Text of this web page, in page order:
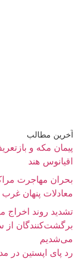
آخرین مطالب
پیمان مکه و
اقیانوس هند
بحران مهاجرت
معادلات پنهان غرب
تشدید روند اخراج
برگشت‌کنندگان
می‌شدیم
رد پای اپستین در